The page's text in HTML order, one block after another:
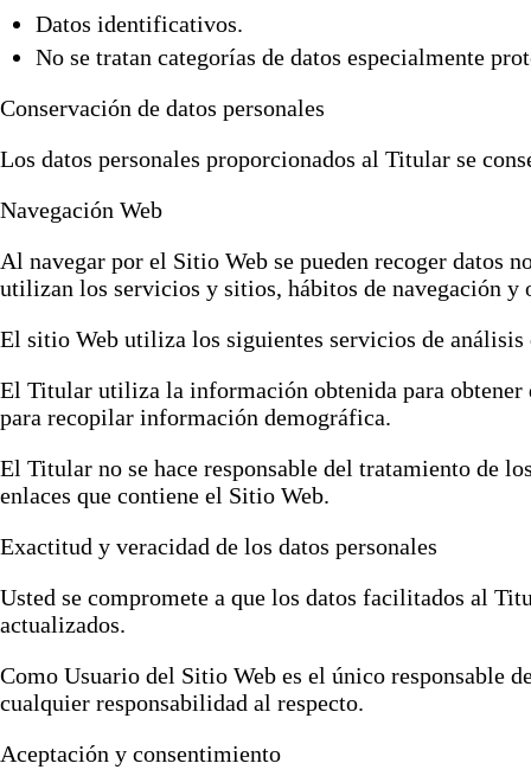
Datos identificativos.
No se tratan categorías de datos especialmente
Conservación de datos personales
Los datos personales proporcionados al Titular se
Navegación Web
Al navegar por el Sitio Web se pueden recoger datos
utilizan los servicios y sitios, hábitos de navegación
El sitio Web utiliza los siguientes servicios de análisis
El Titular utiliza la información obtenida para obtener
para recopilar información demográfica.
El Titular no se hace responsable del tratamiento de
enlaces que contiene el Sitio Web.
Exactitud y veracidad de los datos personales
Usted se compromete a que los datos facilitados al
actualizados.
Como Usuario del Sitio Web es el único responsable
cualquier responsabilidad al respecto.
Aceptación y consentimiento